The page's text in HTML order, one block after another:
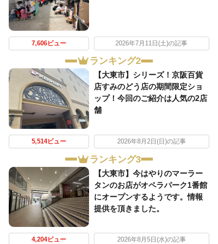
7,606ビュー 2026年7月11日(土)の記事
ランキング2
【大東市】シリーズ！京阪百貨
店すみのどう店の期間限定ショ
ップ！今回のご紹介は人気の2店
舗
5,514ビュー 2026年8月2日(日)の記事
ランキング3
【大東市】今はやりのマーラー
タンのお店がオペラパーク1番館
にオープンするようです。情報
提供を頂きました。
4,204ビュー 2026年8月5日(水)の記事